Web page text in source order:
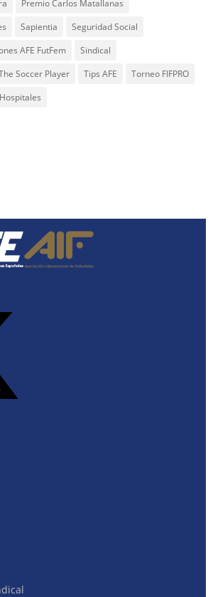
Premio Carlos Matallanas
Sapientia
Seguridad Social
AFE FutFem
Sindical
Soccer Player Tips AFE
Torneo FIFPRO